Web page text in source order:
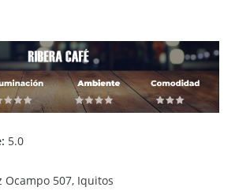
5.0
Ocampo 507, Iquitos